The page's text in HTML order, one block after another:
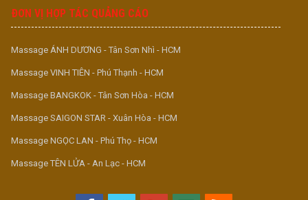
ĐƠN VỊ HỢP TÁC QUẢNG CÁO
Massage ÁNH DƯƠNG - Tân Sơn Nhì - HCM
Massage VINH TIÊN - Phú Thạnh - HCM
Massage BANGKOK - Tân Sơn Hòa - HCM
Massage SAIGON STAR - Xuân Hòa - HCM
Massage NGỌC LAN - Phú Thọ - HCM
Massage TÊN LỬA - An Lạc - HCM